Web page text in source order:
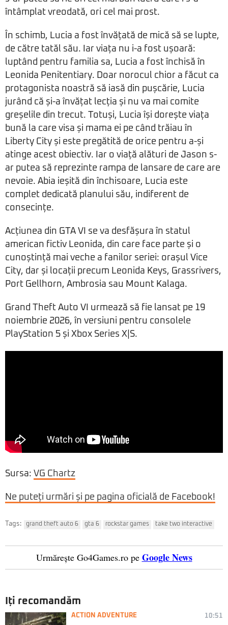
întâmplat vreodată, ori cel mai prost.
În schimb, Lucia a fost învățată de mică să se lupte,
de către tatăl său. Iar viața nu i-a fost ușoară:
luptând pentru familia sa, Lucia a fost închisă în
Leonida Penitentiary. Doar norocul chior a făcut ca
protagonista noastră să iasă din pușcărie, Lucia
jurând că și-a învățat lecția și nu va mai comite
greșelile din trecut. Totuși, Lucia își dorește viața
bună la care visa și mama ei pe când trăiau în
Liberty City și este pregătită de orice pentru a-și
atinge acest obiectiv. Iar o viață alături de Jason s-
ar putea să reprezinte rampa de lansare de care are
nevoie. Abia ieșită din închisoare, Lucia este
complet dedicată planului său, indiferent de
consecințe.
Acțiunea din GTA VI se va desfășura în statul
american fictiv Leonida, din care face parte și o
cunoștință mai veche a fanilor seriei: orașul Vice
City, dar și locații precum Leonida Keys, Grassrivers,
Port Gellhorn, Ambrosia sau Mount Kalaga.
Grand Theft Auto VI urmează să fie lansat pe 19
noiembrie 2026, în versiuni pentru consolele
PlayStation 5 și Xbox Series X|S.
Sursa: VG Chartz
Ne puteți urmări și pe pagina oficială de Facebook!
Tags: grand theft auto 6 gta 6 rockstar games take two interactive
Urmărește Go4Games.ro pe Google News
Iți recomandăm
ACTION ADVENTURE 10:51